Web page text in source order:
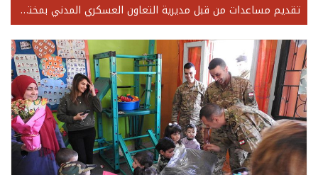
تقديم مساعدات من قبل مديرية التعاون العسكري المدني بمختلف المناطق اللبنانية